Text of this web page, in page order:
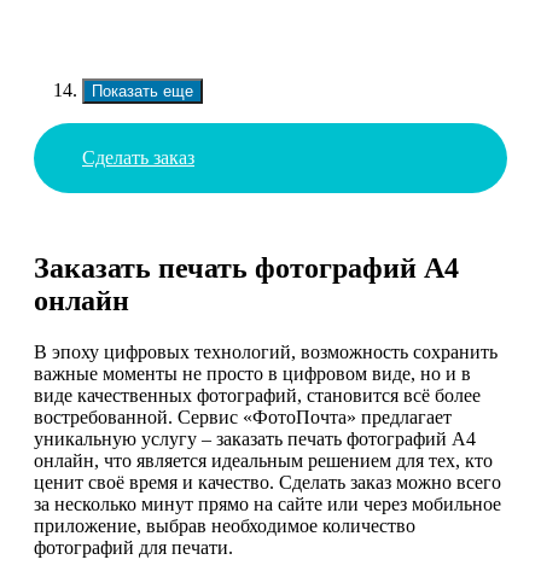
Показать еще
Сделать заказ
Заказать печать фотографий А4
онлайн
В эпоху цифровых технологий, возможность сохранить
важные моменты не просто в цифровом виде, но и в
виде качественных фотографий, становится всё более
востребованной. Сервис «ФотоПочта» предлагает
уникальную услугу – заказать печать фотографий А4
онлайн, что является идеальным решением для тех, кто
ценит своё время и качество. Сделать заказ можно всего
за несколько минут прямо на сайте или через мобильное
приложение, выбрав необходимое количество
фотографий для печати.